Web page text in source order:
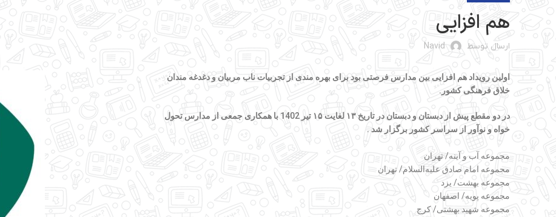
هم افزایی
ارسال توسط Navid
اولین رویداد هم افزایی بین مدارس فرصتیبود برای بهره مندی از تجربیات ناب مربیان و دغدغه مندان
خلاق فرهنگی کشور.
در دو مقطع پیش از دبستان و دبستان در تاریخ ۱۳ لغایت ۱۵
تیر 1402 با همکاری جمعی از مدارس تحول
خواه و نوآور از سراسر کشور برگزار شد .
مجموعه آب و آینه/ تهران
مجموعه امام صادق علیه‌السلام/ تهران
مجموعه بهشت/ یزد
مجموعه پویه/ اصفهان
مجموعه شهید بهشتی/ کرج